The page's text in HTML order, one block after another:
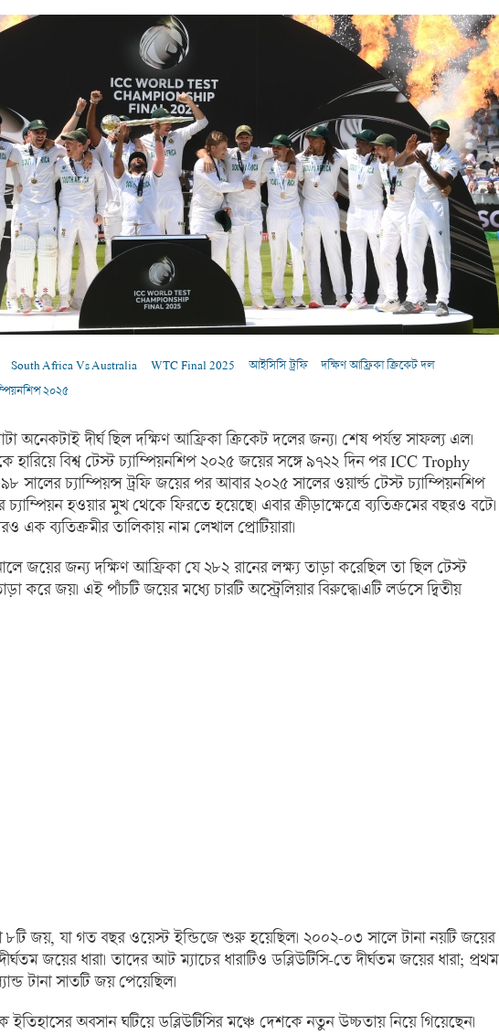
South Africa Vs Australia WTC Final 2025 আইসিসি ট্রফি
দক্ষিণ আফ্রিকা ক্রিকেট দল
২০২৫
অনেকটাই দীর্ঘ ছিল দক্ষিণ আফ্রিকা ক্রিকেট দলের জন্য। শেষ পর্যন্ত সাফল্য এল।
হারিয়ে বিশ্ব টেস্ট চ্যাম্পিয়নশিপ ২০২৫ জয়ের সঙ্গে ৯৭২২ দিন পর ICC Trophy
সালের চ্যাম্পিয়ন্স ট্রফি জয়ের পর আবার ২০২৫ সালের ওয়ার্ল্ড টেস্ট চ্যাম্পিয়নশিপ
হওয়ার মুখ থেকে ফিরতে হয়েছে। এবার ক্রীড়াক্ষেত্রে ব্যতিক্রমের বছরও বটে।
এক ব্যতিক্রমীর তালিকায় নাম লেখাল প্রোটিয়ারা।
জয়ের জন্য দক্ষিণ আফ্রিকা যে ২৮২ রানের লক্ষ্য তাড়া করেছিল তা ছিল টেস্ট
করে জয়। এই পাঁচটি জয়ের মধ্যে চারটি অস্ট্রেলিয়ার বিরুদ্ধে।এটি লর্ডসে দ্বিতীয়
৮টি জয়, যা গত বছর ওয়েস্ট ইন্ডিজে শুরু হয়েছিল। ২০০২-০৩ সালে টানা নয়টি জয়ের
জয়ের ধারা। তাদের আট ম্যাচের ধারাটিও ডব্লিউটিসি-তে দীর্ঘতম জয়ের ধারা; প্রথম
টানা সাতটি জয় পেয়েছিল।
ইতিহাসের অবসান ঘটিয়ে ডব্লিউটিসির মঞ্চে দেশকে নতুন উচ্চতায় নিয়ে গিয়েছেন।